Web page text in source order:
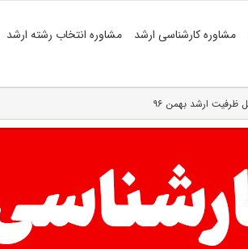
مشاوره کارشناسی ارشد مشاوره انتخاب رشته ارشد